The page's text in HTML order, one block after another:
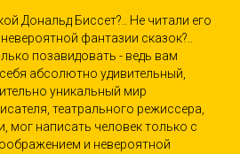
Дональд Биссет?.. Не читали его
фантазии сказок?..
позавидовать - ведь вам
абсолютно удивительный,
уникальный мир
театрального режиссера,
мог написать человек только с
и невероятной